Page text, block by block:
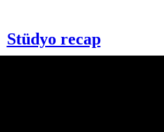
Stüdyo recap